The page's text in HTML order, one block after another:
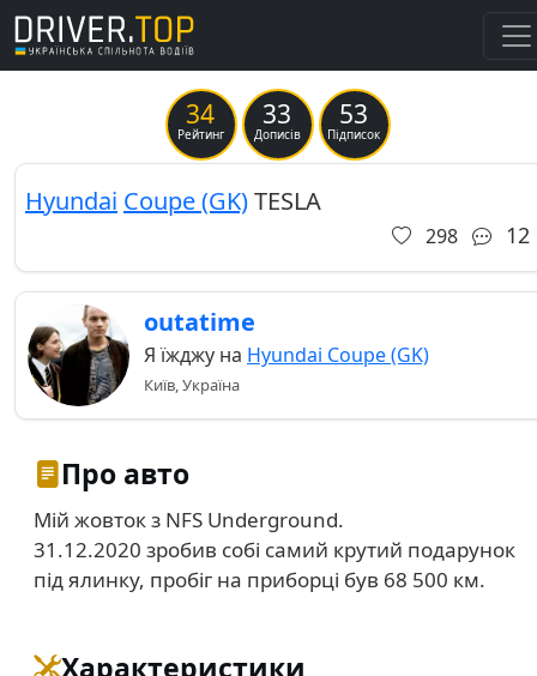
34
Рейтинг
33
Дописів
53
Підписок
Hyundai Coupe (GK)TESLA
298 12
outatime
Я їжджу на Hyundai Coupe (GK)
Київ, Україна
Про авто
Мій жовток з NFS Underground.
31.12.2020 зробив собі самий крутий подарунок
під ялинку, пробіг на приборці був 68 500 км.
Характеристики